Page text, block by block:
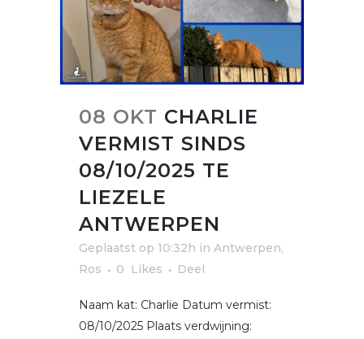
08 OKT CHARLIE
VERMIST SINDS
08/10/2025 TE
LIEZELE
ANTWERPEN
Geplaatst op 10:32h in Antwerpen,
Ros
0 Likes Deel
Naam kat: Charlie Datum vermist:
08/10/2025 Plaats verdwijning: